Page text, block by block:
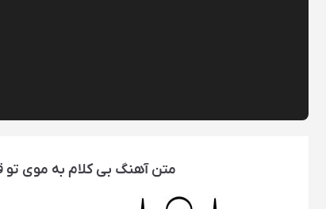
متن آهنگ بی کلام به موی تو